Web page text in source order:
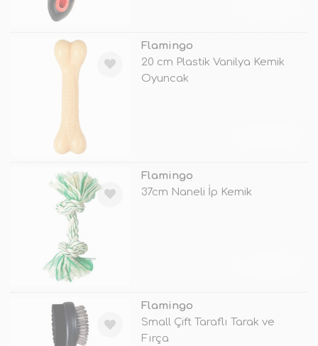
Flamingo
20 cm Plastik Vanilya Kemik
Oyuncak
Flamingo
37cm Naneli İp Kemik
Flamingo
Small Çift Taraflı Tarak ve
Fırça